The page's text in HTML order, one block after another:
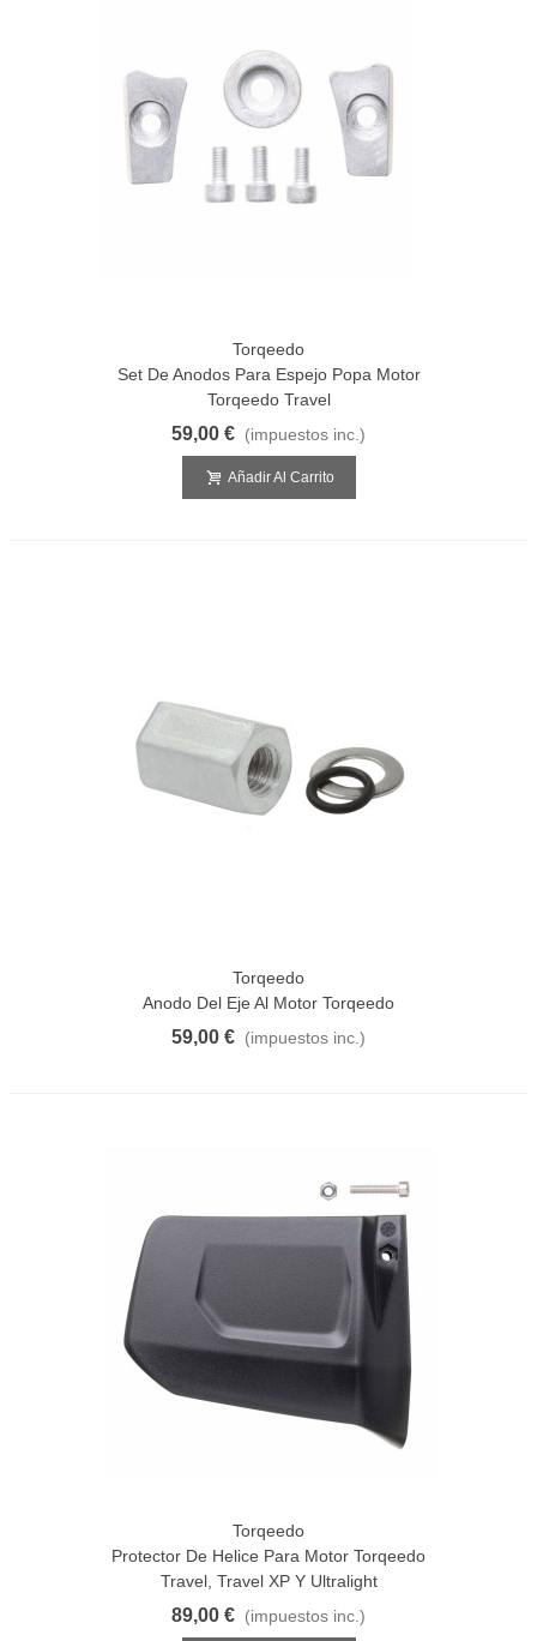
Torqeedo
Set De Anodos Para Espejo Popa Motor
Torqeedo Travel
59,00 € (impuestos inc.)
Añadir Al Carrito
Torqeedo
Anodo Del Eje Al Motor Torqeedo
59,00 € (impuestos inc.)
Torqeedo
Protector De Helice Para Motor Torqeedo
Travel, Travel XP Y Ultralight
89,00 € (impuestos inc.)